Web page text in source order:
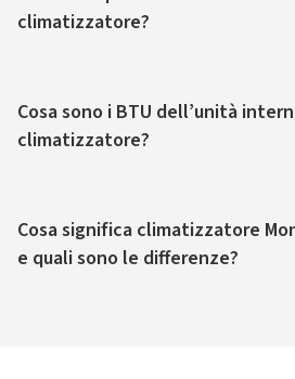
climatizzatore?
Cosa sono i BTU dell’unità
climatizzatore?
Cosa significa climatizzatore
e quali sono le differenze?